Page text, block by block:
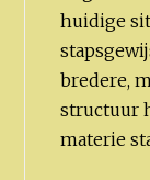
huidige
bredere,
structuur
materie